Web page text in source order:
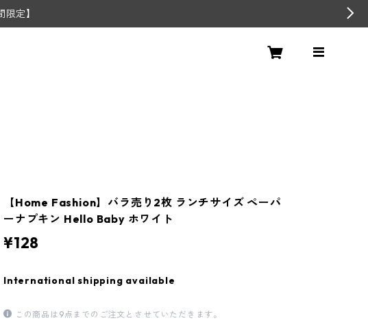
限定】
【Home Fashion】バラ売り2枚 ランチサイズ ペーパ
ーナプキン Hello Baby ホワイト
¥128
International shipping available
この商品は9点までのご注文とさせていただきます。